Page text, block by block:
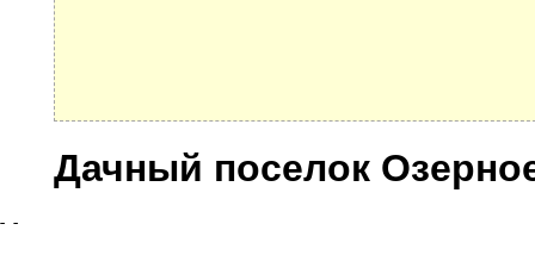
Дачный поселок
Улицы